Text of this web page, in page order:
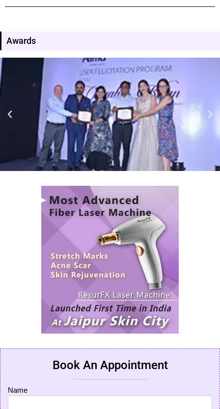
Awards
Book An Appointment
Name